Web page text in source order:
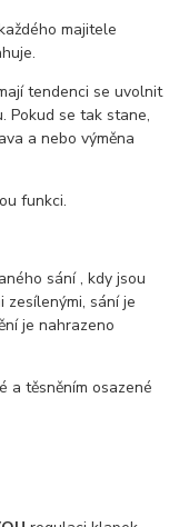
majitele
tendenci se uvolnit
Pokud se tak stane,
a nebo výměna
funkci.
sání , kdy jsou
zesílenými, sání je
je nahrazeno
a těsněním osazené